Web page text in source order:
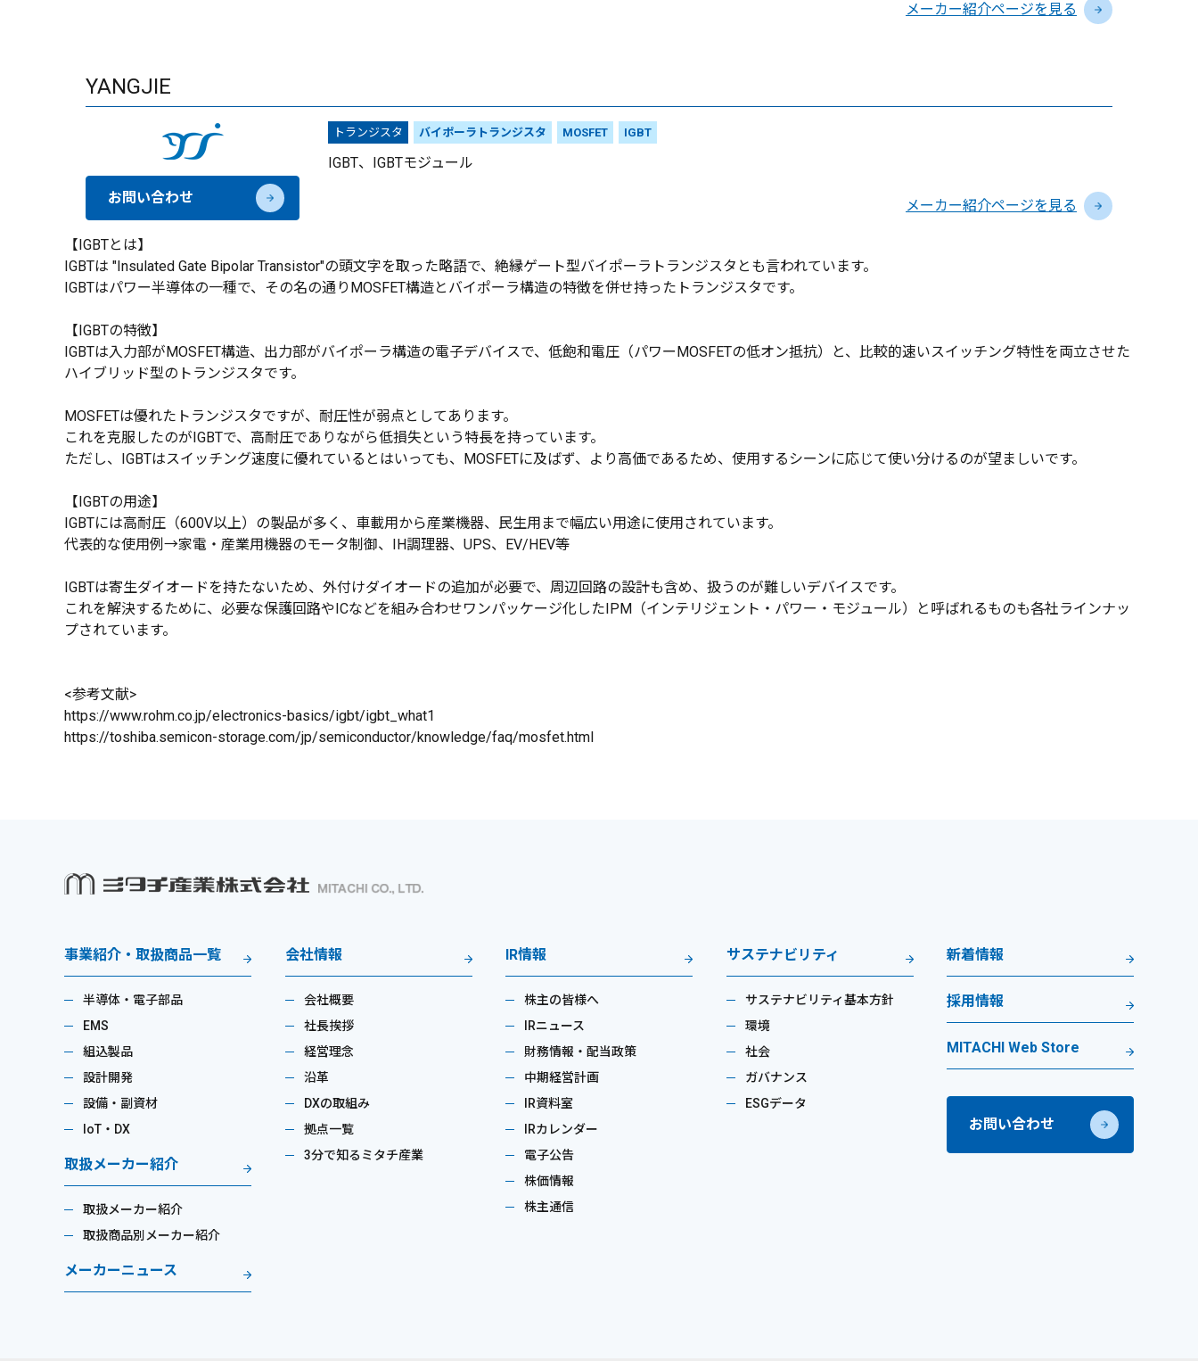
メーカー紹介ページを見る
YANGJIE
お問い合わせ
トランジスタ バイポーラトランジスタ MOSFET IGBT
IGBT、IGBTモジュール
メーカー紹介ページを見る
【IGBTとは】
IGBTは "Insulated Gate Bipolar Transistor"の頭文字を取った略語で、絶縁ゲート型バイポーラトランジスタとも言われています。
IGBTはパワー半導体の一種で、その名の通りMOSFET構造とバイポーラ構造の特徴を併せ持ったトランジスタです。
【IGBTの特徴】
IGBTは入力部がMOSFET構造、出力部がバイポーラ構造の電子デバイスで、低飽和電圧（パワーMOSFETの低オン抵抗）と、比較的速いスイッチング特性を両立させた
ハイブリッド型のトランジスタです。
MOSFETは優れたトランジスタですが、耐圧性が弱点としてあります。
これを克服したのがIGBTで、高耐圧でありながら低損失という特長を持っています。
ただし、IGBTはスイッチング速度に優れているとはいっても、MOSFETに及ばず、より高価であるため、使用するシーンに応じて使い分けるのが望ましいです。
【IGBTの用途】
IGBTには高耐圧（600V以上）の製品が多く、車載用から産業機器、民生用まで幅広い用途に使用されています。
代表的な使用例→家電・産業用機器のモータ制御、IH調理器、UPS、EV/HEV等
IGBTは寄生ダイオードを持たないため、外付けダイオードの追加が必要で、周辺回路の設計も含め、扱うのが難しいデバイスです。
これを解決するために、必要な保護回路やICなどを組み合わせワンパッケージ化したIPM（インテリジェント・パワー・モジュール）と呼ばれるものも各社ラインナッ
プされています。
<参考文献>
https://www.rohm.co.jp/electronics-basics/igbt/igbt_what1
https://toshiba.semicon-storage.com/jp/semiconductor/knowledge/faq/mosfet.html
事業紹介・取扱商品一覧
半導体・電子部品
EMS
組込製品
設計開発
設備・副資材
IoT・DX
取扱メーカー紹介
取扱メーカー紹介
取扱商品別メーカー紹介
メーカーニュース
会社情報
会社概要
社長挨拶
経営理念
沿革
DXの取組み
拠点一覧
3分で知るミタチ産業
IR情報
株主の皆様へ
IRニュース
財務情報・配当政策
中期経営計画
IR資料室
IRカレンダー
電子公告
株価情報
株主通信
サステナビリティ
サステナビリティ基本方針
環境
社会
ガバナンス
ESGデータ
新着情報
採用情報
MITACHI Web Store
お問い合わせ